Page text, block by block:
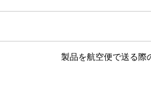
製品を航空便で送る際